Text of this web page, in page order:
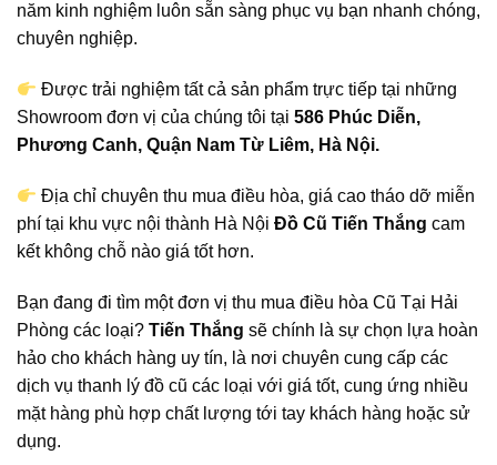
năm kinh nghiệm luôn sẵn sàng phục vụ bạn nhanh chóng,
chuyên nghiệp.
Được trải nghiệm tất cả sản phẩm trực tiếp tại những
Showroom đơn vị của chúng tôi tại 586 Phúc Diễn,
Phương Canh, Quận Nam Từ Liêm, Hà Nội.
Địa chỉ chuyên thu mua điều hòa, giá cao tháo dỡ miễn
phí tại khu vực nội thành Hà Nội Đồ Cũ Tiến Thắng cam
kết không chỗ nào giá tốt hơn.
Bạn đang đi tìm một đơn vị thu mua điều hòa Cũ Tại Hải
Phòng các loại? Tiến Thắng sẽ chính là sự chọn lựa hoàn
hảo cho khách hàng uy tín, là nơi chuyên cung cấp các
dịch vụ thanh lý đồ cũ các loại với giá tốt, cung ứng nhiều
mặt hàng phù hợp chất lượng tới tay khách hàng hoặc sử
dụng.